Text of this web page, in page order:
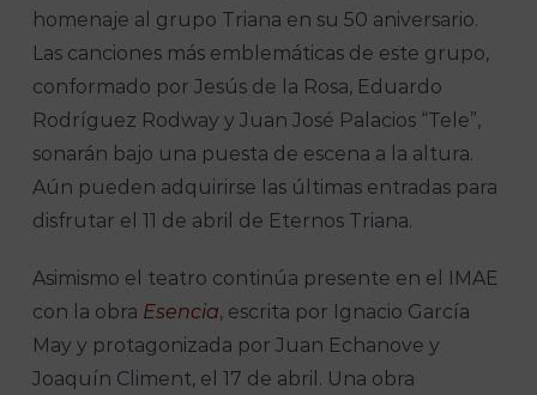
homenaje al grupo Triana en su 50 aniversario.
Las canciones más emblemáticas de este grupo,
conformado por Jesús de la Rosa, Eduardo
Rodríguez Rodway y Juan José Palacios “Tele”,
sonarán bajo una puesta de escena a la altura.
Aún pueden adquirirse las últimas entradas para
disfrutar el 11 de abril de Eternos Triana.
Asimismo el teatro continúa presente en el IMAE
con la obra Esencia, escrita por Ignacio García
May y protagonizada por Juan Echanove y
Joaquín Climent, el 17 de abril. Una obra